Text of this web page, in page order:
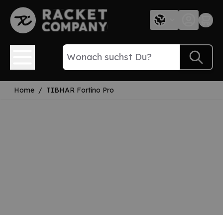
Direkt zum Inhalt
Home / TIBHAR Fortino Pro